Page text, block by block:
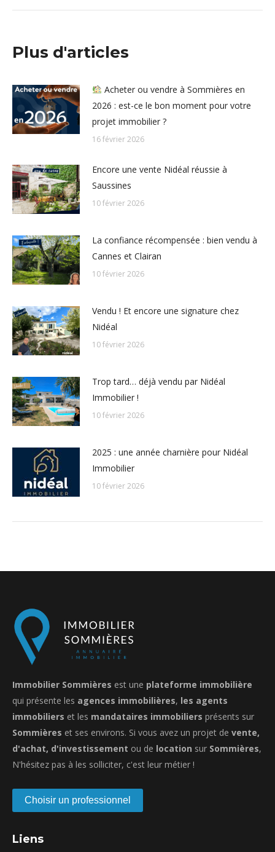
Plus d'articles
Acheter ou vendre à Sommières en
2026 : est-ce le bon moment pour votre
projet immobilier ?
16 février 2026
Encore une vente Nidéal réussie à
Saussines
10 février 2026
La confiance récompensée : bien vendu à
Cannes et Clairan
10 février 2026
Vendu ! Et encore une signature chez
Nidéal
10 février 2026
Trop tard… déjà vendu par Nidéal
Immobilier !
10 février 2026
2025 : une année charnière pour Nidéal
Immobilier
10 février 2026
Immobilier Sommières est une plateforme immobilière
qui présente les agences immobilières, les agents
immobiliers et les mandataires immobiliers présents sur
Sommières et ses environs. Si vous avez un projet de vente,
d'achat, d'investissement ou de location sur Sommières,
N'hésitez pas à les solliciter, c'est leur métier !
Choisir un professionnel
Liens